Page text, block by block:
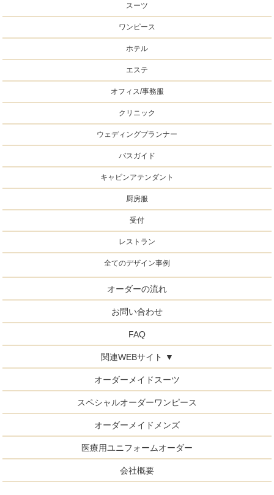
スーツ
ワンピース
ホテル
エステ
オフィス/事務服
クリニック
ウェディングプランナー
バスガイド
キャビンアテンダント
厨房服
受付
レストラン
全てのデザイン事例
オーダーの流れ
お問い合わせ
FAQ
関連WEBサイト ▼
オーダーメイドスーツ
スペシャルオーダーワンピース
オーダーメイドメンズ
医療用ユニフォームオーダー
会社概要